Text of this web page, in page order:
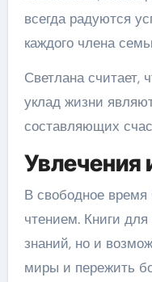
всегда радуются
каждого члена
Светлана считает,
уклад жизни
составляющих
Увлечения
В свободное время
чтением. Книги
знаний, но и
миры и пережить